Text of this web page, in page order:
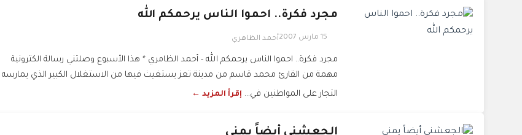
مجرد فكرة.. احموا الناس يرحمكم الله
15 مارس 2007 أحمد الظاهري
مجرد فكرة.. احموا الناس يرحمكم الله - أحمد الظامري * هذا الأسبوع وصلتني رسالة الكترونية
مهمة من القارئ محمد قاسم من مدينة تعز يستغيث فيها من الاستغلال الكبير الذي يمارسه
التجار على المواطنين في... إقرأ المزيد ←
الجعشني أيضاً يمني